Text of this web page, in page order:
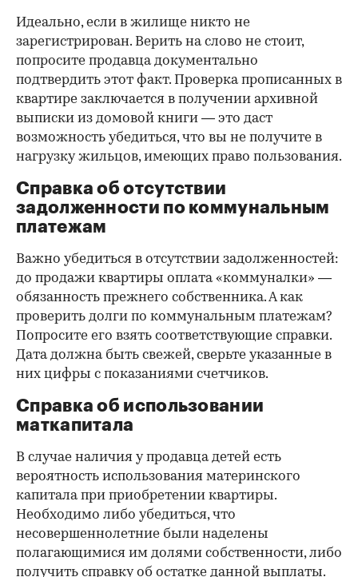
Идеально, если в жилище никто не
зарегистрирован. Верить на слово не стоит,
попросите продавца документально
подтвердить этот факт. Проверка прописанных в
квартире заключается в получении архивной
выписки из домовой книги — это даст
возможность убедиться, что вы не получите в
нагрузку жильцов, имеющих право пользования.
Справка об отсутствии
задолженности по коммунальным
платежам
Важно убедиться в отсутствии задолженностей:
до продажи квартиры оплата «коммуналки» —
обязанность прежнего собственника. А как
проверить долги по коммунальным платежам?
Попросите его взять соответствующие справки.
Дата должна быть свежей, сверьте указанные в
них цифры с показаниями счетчиков.
Справка об использовании
маткапитала
В случае наличия у продавца детей есть
вероятность использования материнского
капитала при приобретении квартиры.
Необходимо либо убедиться, что
несовершеннолетние были наделены
полагающимися им долями собственности, либо
получить справку об остатке данной выплаты.